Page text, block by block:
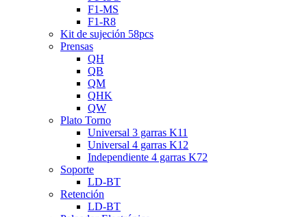
F1-MS
F1-R8
Kit de sujeción 58pcs
Prensas
QH
QB
QM
QHK
QW
Plato Torno
Universal 3 garras K11
Universal 4 garras K12
Independiente 4 garras K72
Soporte
LD-BT
Retención
LD-BT